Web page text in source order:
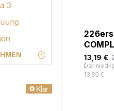
3
Klar
226ers
13,19 €
Der
13,20 €